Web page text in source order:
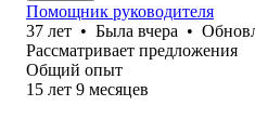
Помощник руководителя
37 лет • Была вчера •
Рассматривает предложения
Общий опыт
15 лет 9 месяцев